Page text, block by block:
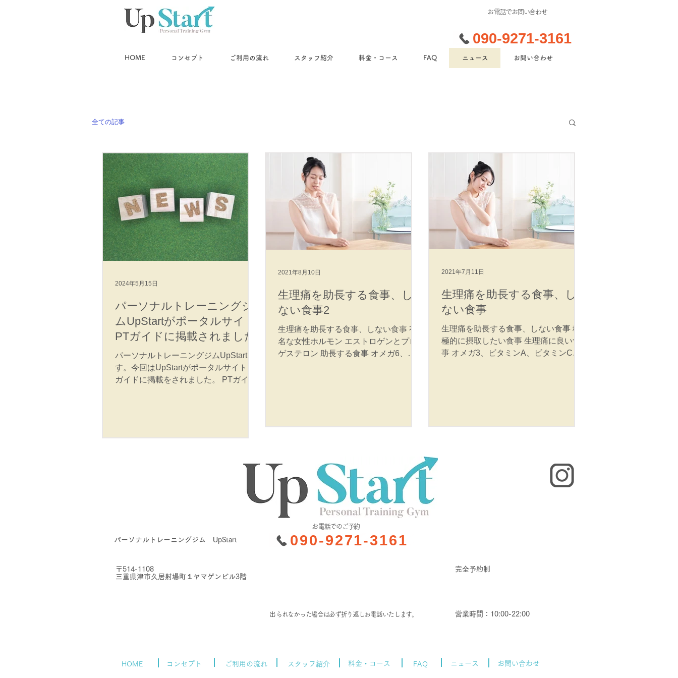
​お電話でお問い合わせ
090-9271-3161
HOME コンセプト ご利用の流れ スタッフ紹介 料金・コース FAQ ニュース お問い合わせ
全ての記事
パーソナルトレーニングジ
ムUpStartがポータルサイト
PTガイドに掲載されました
パーソナルトレーニングジムUpStartで
す。今回はUpStartがポータルサイトPT
ガイドに掲載をされました。 PTガイド
ガイ...
2024年5月15日
生理痛を助長する食事、し
ない食事2
生理痛を助長する食事、しない食事 有
名な女性ホルモン エストロゲンとプロ
ゲステロン 助長する食事 オメガ6、砂
2021年8月10日
生理痛を助長する食事、し
ない食事
生理痛を助長する食事、しない食事 積
極的に摂取したい食事 生理痛に良い食
事 オメガ3、ビタミンA、ビタミンC、
2021年7月11日
​お電話でのご予約
​パーソナルトレーニングジム UpStart 090-9271-3161
​〒 ​514-1108​
三重県津市久居射場町１ ​ヤマゲンビル3階
​完全予約制
​出られなかった場合は必ず折り返しお電話いたします。 ​営業時間：10:00-22:00
HOME コンセプト ご利用の流れ スタッフ紹介 料金・コース FAQ ニュース お問い合わせ